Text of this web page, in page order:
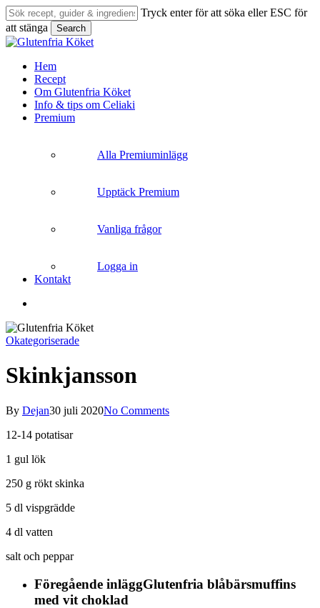
Skip
to
main
content
Tryck enter för att söka eller ESC för
att stänga
Search
Close
search
Menu
Hem
Recept
Om Glutenfria Köket
Info & tips om Celiaki
Premium
Alla Premiuminlägg
Upptäck Premium
Vanliga frågor
Logga in
Kontakt
Okategoriserade
Skinkjansson
By Dejan30 juli 2020No Comments
12-14 potatisar
1 gul lök
250 g rökt skinka
5 dl vispgrädde
4 dl vatten
salt och peppar
Föregående inläggGlutenfria blåbärsmuffins
med vit choklad